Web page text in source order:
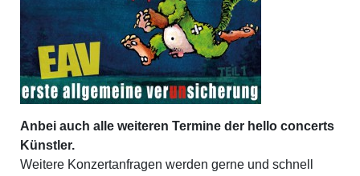
Anbei auch alle weiteren Termine der hello concerts
Künstler.
Weitere Konzertanfragen werden gerne und schnell